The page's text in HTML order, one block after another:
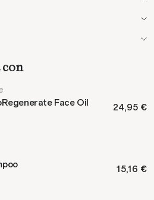
Face Oil
24,95 €
15,16 €